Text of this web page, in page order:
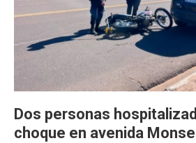
Dos personas
choque en avenida